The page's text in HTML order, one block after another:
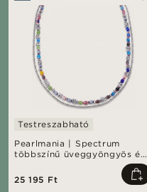
Pearlmania | Spectrum
többszínű üveggyöngyös és
rozsdamentes acél nyaklánc
Testreszabható
25 195 Ft